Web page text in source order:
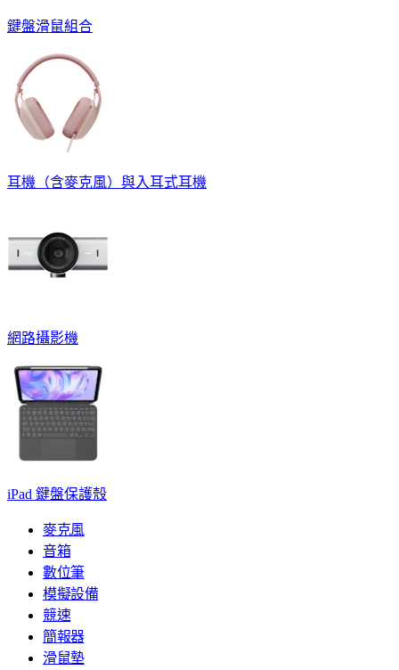
鍵盤滑鼠組合
耳機（含麥克風）與入耳式耳機
網路攝影機
iPad 鍵盤保護殼
麥克風
音箱
數位筆
模擬設備
競速
簡報器
滑鼠墊